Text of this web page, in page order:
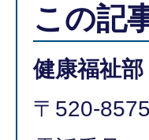
この記
健康福祉
〒520-